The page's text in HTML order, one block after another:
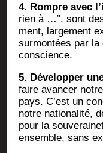
4. Rompre avec
rien à …”, sont
ment, lar­ge­ment
sur­mon­tées par
conscience.
5. Déve­lop­per
faire avan­cer
pays. C’est un
notre natio­na­li­té,
pour la
ensemble, sans